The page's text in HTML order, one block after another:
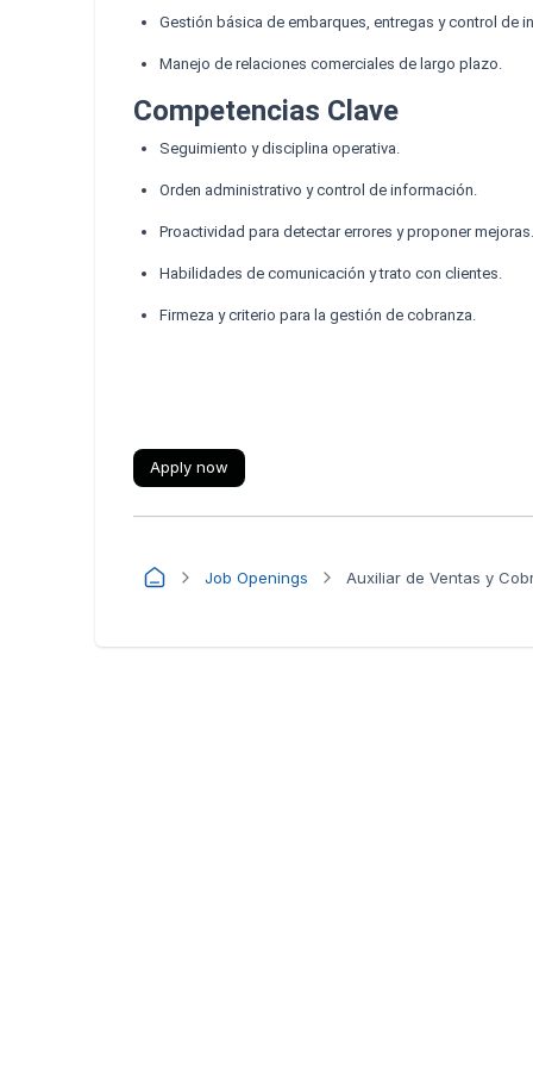
Gestión básica de embarques, entregas y control de
Manejo de relaciones comerciales de largo plazo.
Competencias Clave
Seguimiento y disciplina operativa.
Orden administrativo y control de información.
Proactividad para detectar errores y proponer mejoras.
Habilidades de comunicación y trato con clientes.
Firmeza y criterio para la gestión de cobranza.
Apply now
Job Openings Auxiliar de Ventas y